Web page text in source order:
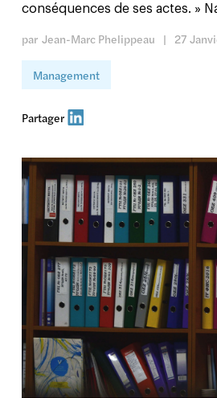
conséquences de ses actes. »
par Jean-Marc Phelippeau | 27
Management
Partager